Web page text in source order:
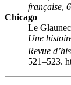
française,
Chicago
Le
Une
Revue
521–523.